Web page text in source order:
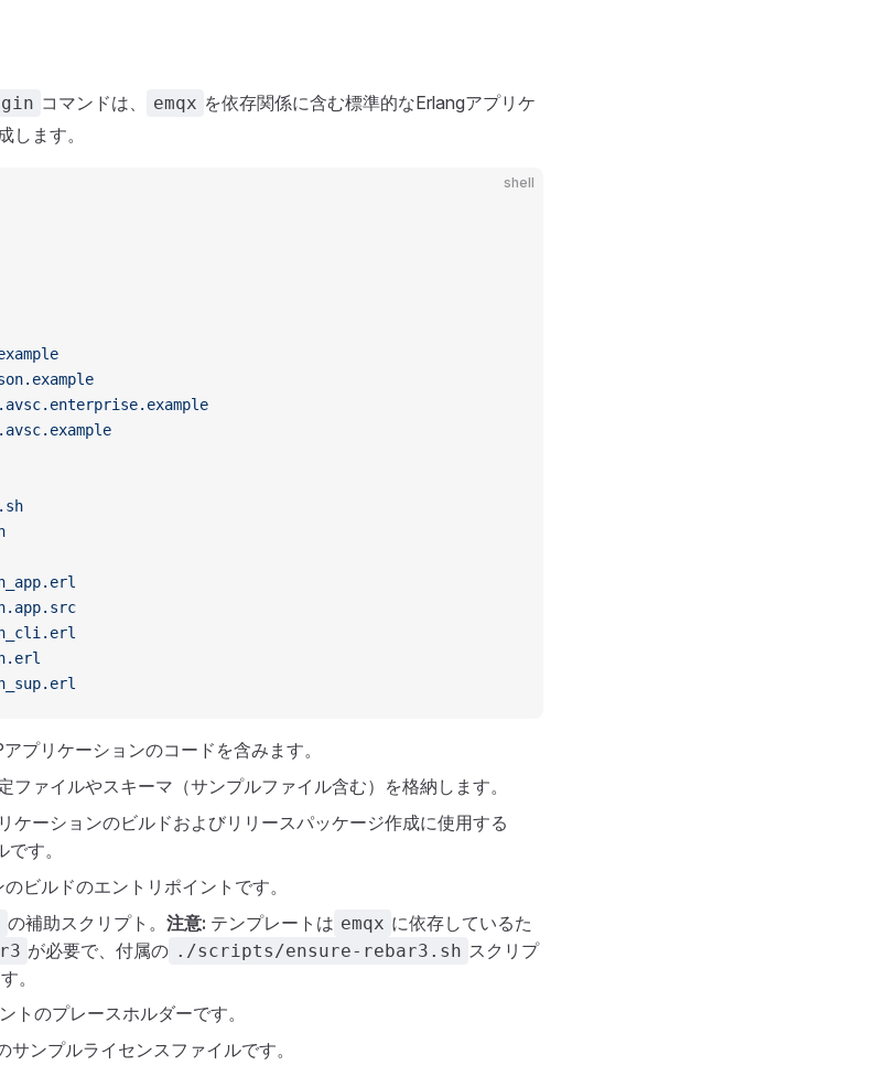
コマンドは、 emqx を依存関係に含む標準的なErlangアプリケ
します。
shell
プリケーションのコードを含みます。
ファイルやスキーマ（サンプルファイル含む）を格納します。
ケーションのビルドおよびリリースパッケージ作成に使用する
す。
ビルドのエントリポイントです。
の補助スクリプト。 注意: テンプレートは emqx に依存しているた
が必要で、付属の ./scripts/ensure-rebar3.sh スクリプ
。
トのプレースホルダーです。
サンプルライセンスファイルです。